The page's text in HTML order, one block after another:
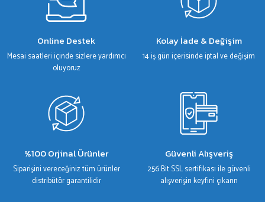
Online Destek
Mesai saatleri içinde sizlere yardımcı
oluyoruz
Kolay İade & Değişim
14 iş gün içerisinde iptal ve değişim
%100 Orjinal Ürünler
Siparişini vereceğiniz tüm ürünler
distribütör garantilidir
Güvenli Alışveriş
256 Bit SSL sertifikası ile güvenli
alışverişin keyfini çıkarın